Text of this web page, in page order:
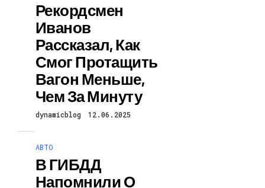
Рекордсмен
Иванов
Рассказал, Как
Смог Протащить
Вагон Меньше,
Чем За Минуту
dynamicblog 12.06.2025
АВТО
В ГИБДД
Напомнили О